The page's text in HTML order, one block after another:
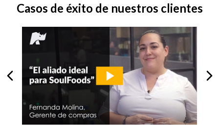
Casos de éxito de nuestros clientes